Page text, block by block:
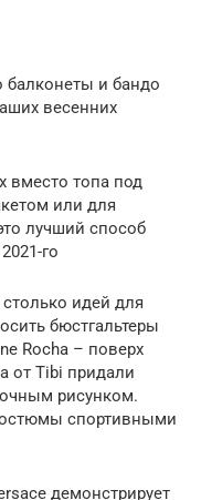
и бандо
весенних
вместо топа под
или для
лучший способ
го
идей для
бюстгальтеры
Rocha – поверх
от Tibi придали
рисунком.
спортивными
демонстрирует